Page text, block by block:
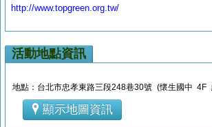
http://www.topgreen.org.tw/
活動地點資訊
地點：台北市忠孝東路三段248巷30號 (懷生國中 4F
顯示地圖資訊